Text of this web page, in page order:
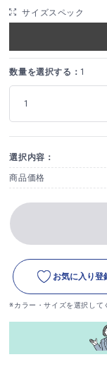
サイズスペック
数量を選択する： 1
選択内容：
商品価格
お気に入り登
※カラー・サイズを選択して